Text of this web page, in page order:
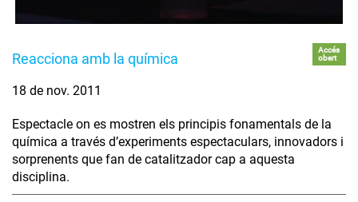
Reacciona amb la química
Accés
obert
18 de nov. 2011
Espectacle on es mostren els principis fonamentals de la
química a través d’experiments espectaculars, innovadors i
sorprenents que fan de catalitzador cap a aquesta
disciplina.